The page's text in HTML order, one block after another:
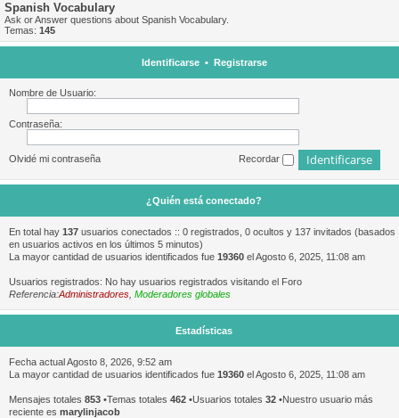
Spanish Vocabulary
Ask or Answer questions about Spanish Vocabulary.
Temas: 145
Identificarse• Registrarse
Nombre de Usuario:
Contraseña:
Olvidé mi contraseña Recordar
¿Quién está conectado?
En total hay 137 usuarios conectados :: 0 registrados, 0 ocultos y 137 invitados (basados
en usuarios activos en los últimos 5 minutos)
La mayor cantidad de usuarios identificados fue 19360 el Agosto 6, 2025, 11:08 am
Usuarios registrados: No hay usuarios registrados visitando el Foro
Referencia:Administradores Moderadores globales
Estadísticas
Fecha actual Agosto 8, 2026, 9:52 am
La mayor cantidad de usuarios identificados fue 19360 el Agosto 6, 2025, 11:08 am
Mensajes totales 853 •Temas totales 462 •Usuarios totales 32 •Nuestro usuario más
reciente es marylinjacob